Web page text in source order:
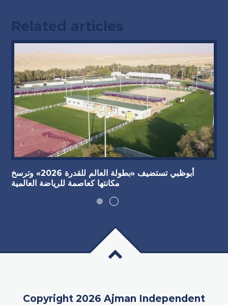
Related articles
أبوظبي تستضيف «بطولة العالم للقدرة 2026» وترسخ
مكانتها كعاصمة للرياضة العالمية
Copyright 2026 Ajman Independent